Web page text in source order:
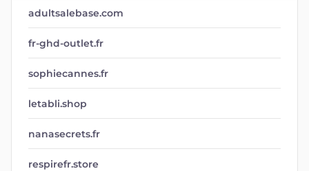
adultsalebase.com
fr-ghd-outlet.fr
sophiecannes.fr
letabli.shop
nanasecrets.fr
respirefr.store